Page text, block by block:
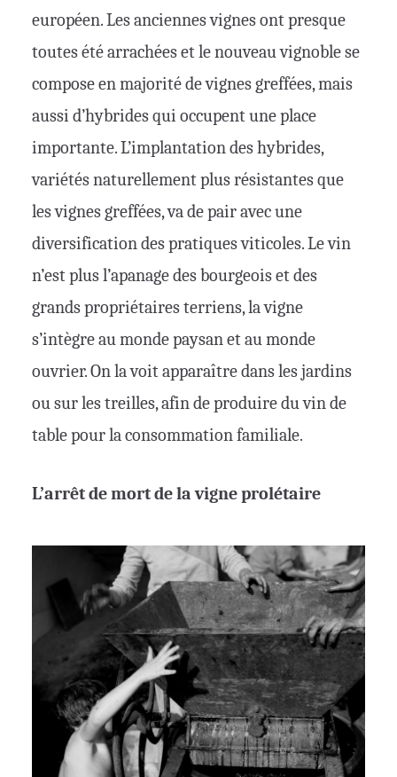
européen. Les anciennes vignes ont presque
toutes été arrachées et le nouveau vignoble se
compose en majorité de vignes greffées, mais
aussi d’hybrides qui occupent une place
importante. L’implantation des hybrides,
variétés naturellement plus résistantes que
les vignes greffées, va de pair avec une
diversification des pratiques viticoles. Le vin
n’est plus l’apanage des bourgeois et des
grands propriétaires terriens, la vigne
s’intègre au monde paysan et au monde
ouvrier. On la voit apparaître dans les jardins
ou sur les treilles, afin de produire du vin de
table pour la consommation familiale.
L’arrêt de mort de la vigne prolétaire